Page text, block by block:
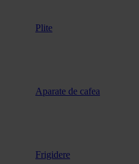
Plite
Aparate de cafea
Frigidere